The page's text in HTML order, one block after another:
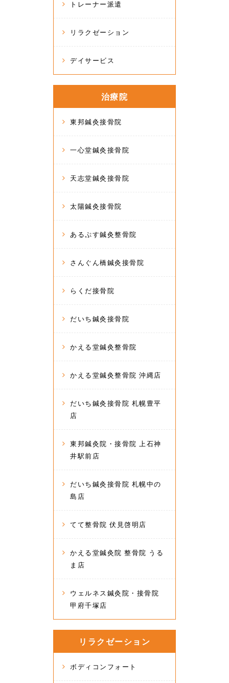
トレーナー派遣
リラクゼーション
デイサービス
治療院
東邦鍼灸接骨院
一心堂鍼灸接骨院
天志堂鍼灸接骨院
太陽鍼灸接骨院
あるぷす鍼灸整骨院
さんぐん橋鍼灸接骨院
らくだ接骨院
だいち鍼灸接骨院
かえる堂鍼灸整骨院
かえる堂鍼灸整骨院 沖縄店
だいち鍼灸接骨院 札幌豊平
店
東邦鍼灸院・接骨院 上石神
井駅前店
だいち鍼灸接骨院 札幌中の
島店
てて整骨院 伏見啓明店
かえる堂鍼灸院 整骨院 うる
ま店
ウェルネス鍼灸院・接骨院
甲府千塚店
リラクゼーション
ボディコンフォート